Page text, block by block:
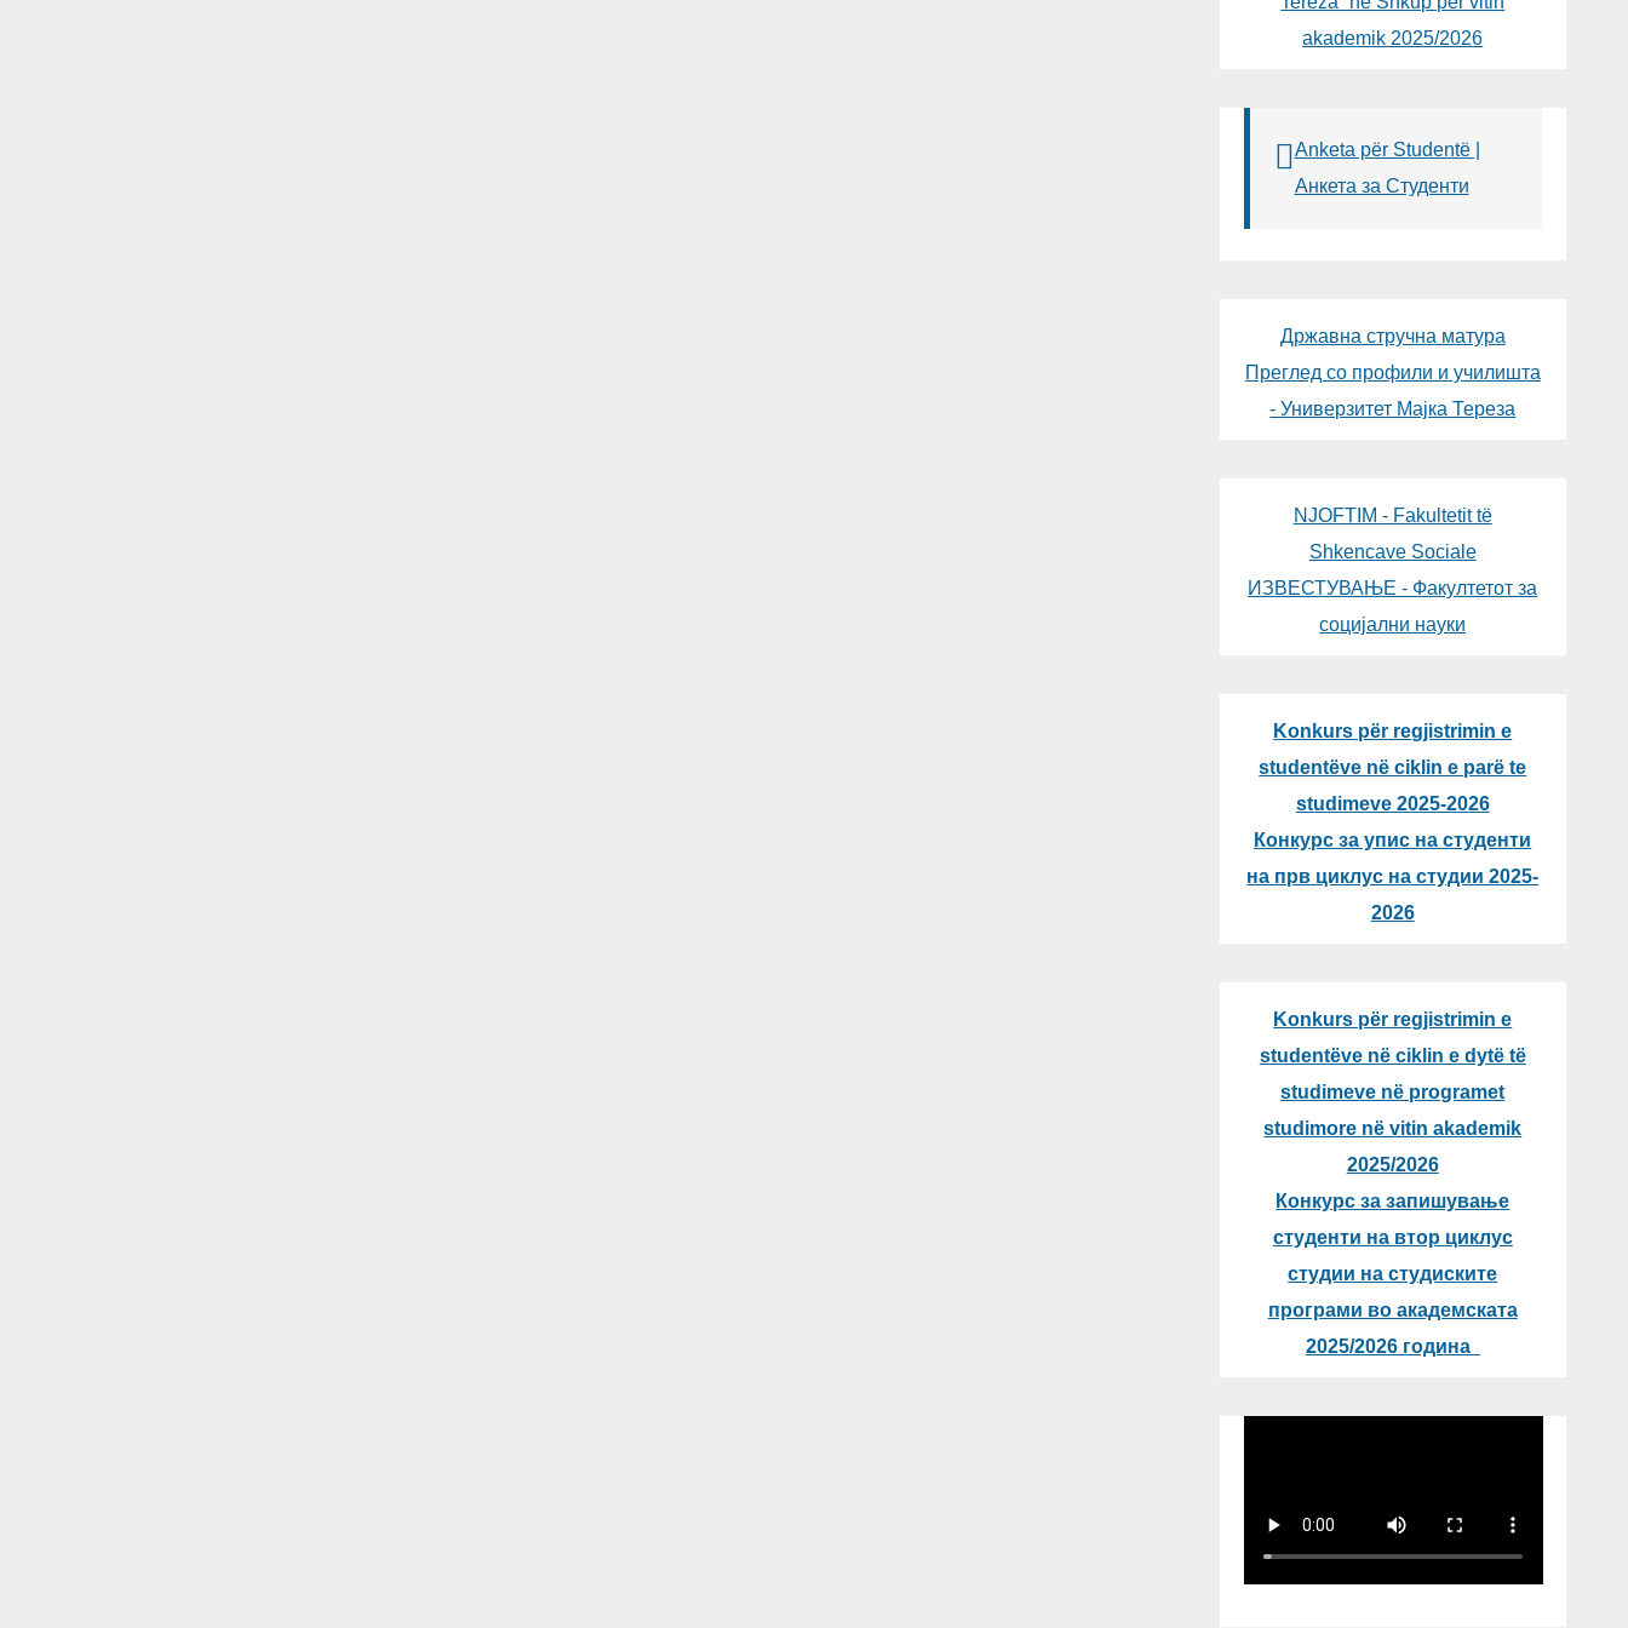
akademik 2025/2026
Anketa për Studentë |
Анкета за Студенти
Државна стручна матура
Преглед со профили и училишта
- Универзитет Мајка Тереза
NJOFTIM - Fakultetit të
Shkencave Sociale
ИЗВЕСТУВАЊЕ - Факултетот за
социјални науки
Konkurs për regjistrimin e
studentëve në ciklin e parë te
studimeve 2025-2026
Конкурс за упис на студенти
на прв циклус на студии 2025-
2026
Konkurs për regjistrimin e
studentëve në ciklin e dytë të
studimeve në programet
studimore në vitin akademik
2025/2026
Конкурс за запишување
студенти на втор циклус
студии на студиските
програми во академската
2025/2026 година